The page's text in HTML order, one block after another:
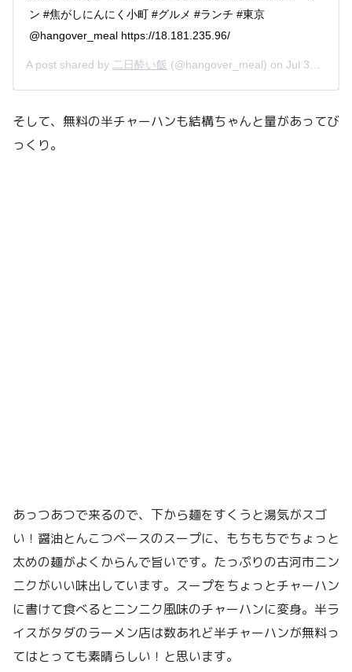
ン #焦がしにんにく小町 #グルメ #ランチ #東京
@hangover_meal https://18.181.235.96/
A post shared by 二日酔い飯 (@hangover_meal) on Jul 31, 2019 at 6:06pm PDT
そして、無料の半チャーハンも結構ちゃんと量があってび
っくり。
あっつあつで来るので、下から麺をすくうと湯気がスゴ
い！醤油とんこつベースのスープに、もちもちでちょっと
太めの麺がよくからんで旨いです。たっぷりの古河市ニン
ニクがいい味出しています。スープをちょっとチャーハン
に書けて食べるとニンニク風味のチャーハンに変身。半ラ
イスがタダのラーメン店は数あれど半チャーハンが無料っ
てはとっても素晴らしい！と思います。